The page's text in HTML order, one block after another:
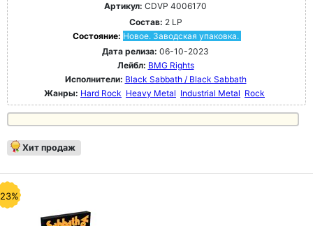
Артикул: CDVP 4006170
Состав: 2 LP
Состояние: Новое. Заводская упаковка.
Дата релиза: 06-10-2023
Лейбл: BMG Rights
Исполнители: Black Sabbath / Black Sabbath
Жанры: Hard Rock Heavy Metal Industrial Metal Rock
Хит продаж